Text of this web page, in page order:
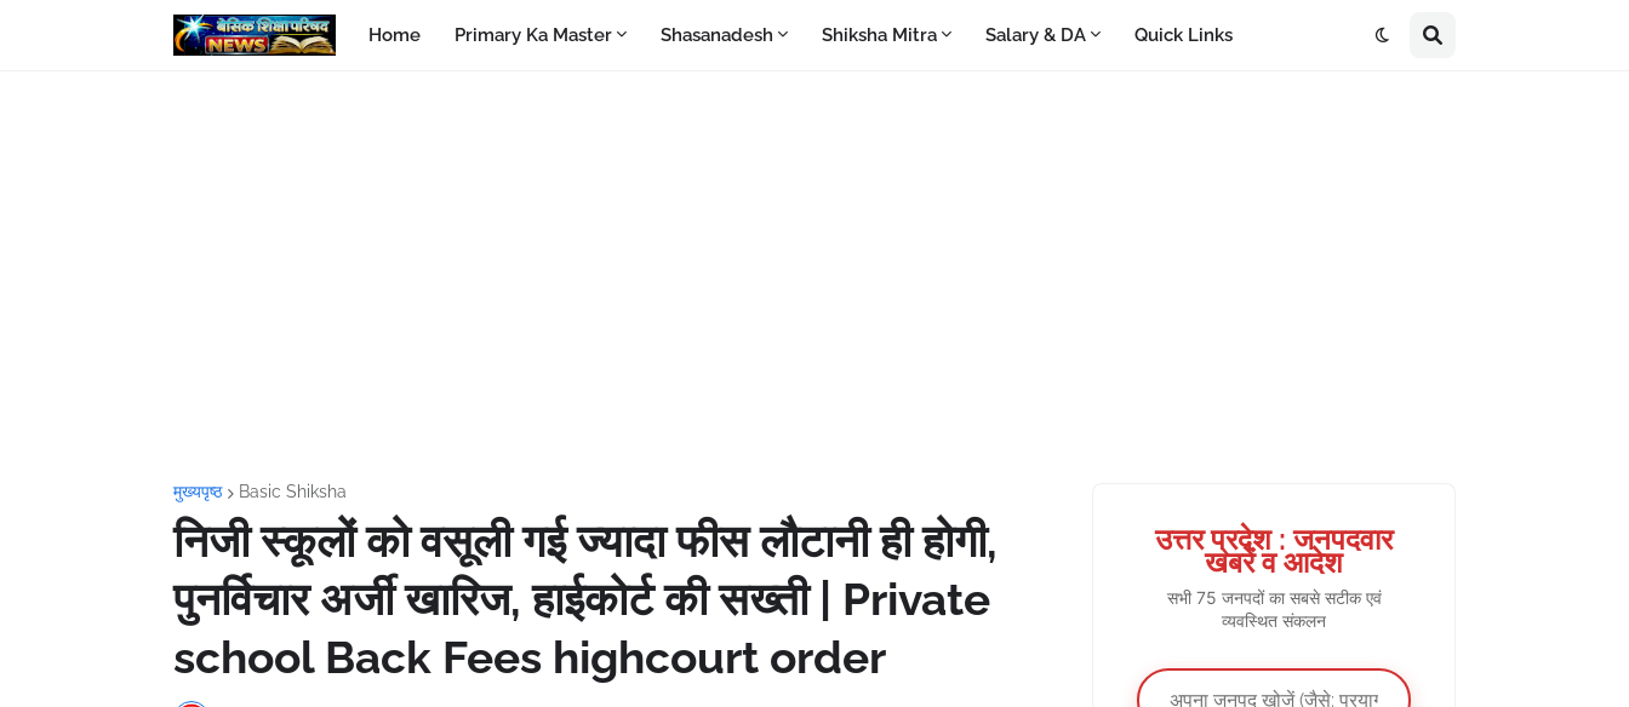
Home Primary Ka Master Shasanadesh Shiksha Mitra Salary & DA Quick Links
मुख्यपृष्ठ Basic Shiksha
निजी स्कूलों को वसूली गई ज्यादा फीस लौटानी ही होगी,
पुनर्विचार अर्जी खारिज, हाईकोर्ट की सख्ती | Private
school Back Fees highcourt order
उत्तर प्रदेश : जनपदवार
खबरें व आदेश
सभी 75 जनपदों का सबसे सटीक एवं
व्यवस्थित संकलन